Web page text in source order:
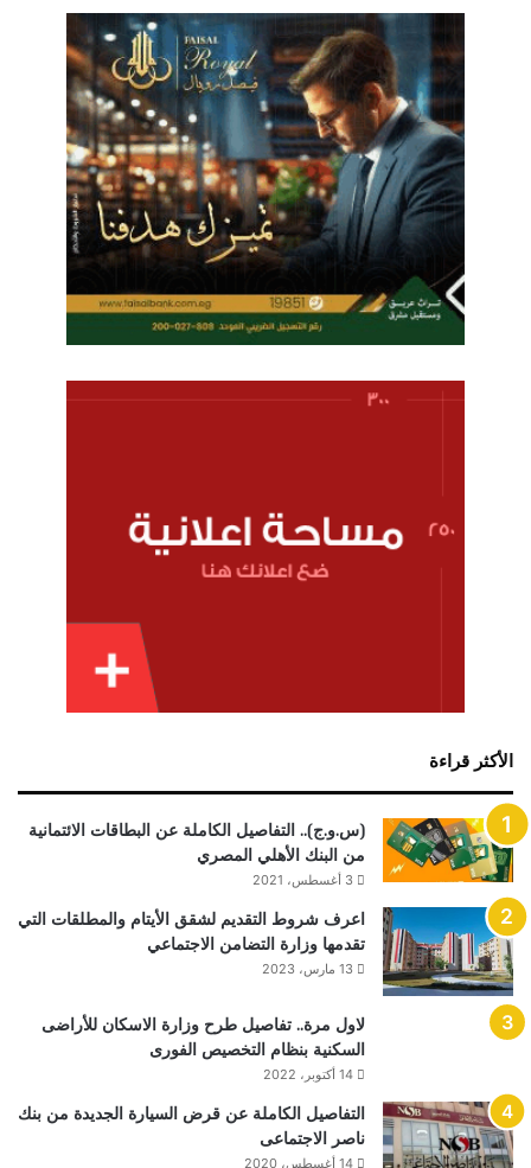
الأكثر قراءة
(س.و.ج).. التفاصيل الكاملة عن البطاقات الائتمانية
من البنك الأهلي المصري
3 أغسطس، 2021
اعرف شروط التقديم لشقق الأيتام والمطلقات التي
تقدمها وزارة التضامن الاجتماعي
13 مارس، 2023
لاول مرة.. تفاصيل طرح وزارة الاسكان للأراضى
السكنية بنظام التخصيص الفورى
14 أكتوبر، 2022
التفاصيل الكاملة عن قرض السيارة الجديدة من بنك
ناصر الاجتماعى
14 أغسطس، 2020